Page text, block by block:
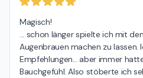
Magisch!
... schon länger spielte ich mit
Augenbrauen machen zu lassen.
Empfehlungen... aber immer
Bauchgefühl. Also stöberte ich